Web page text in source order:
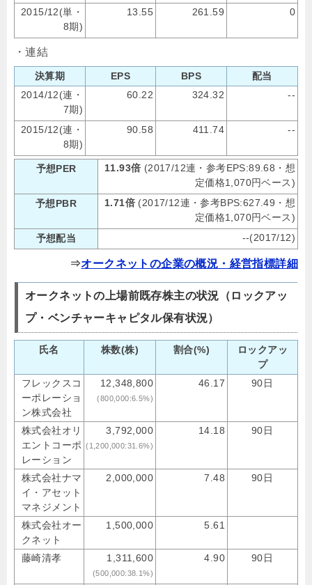
2015/12(単・
8期)
13.55 261.59 0
・連結
決算期 EPS BPS
配当
2014/12(連・
7期)
60.22 324.32 --
2015/12(連・
8期)
90.58 411.74 --
予想PER 11.93倍 (2017/12連・参考EPS:89.68・想
定価格1,070円ベース)
予想PBR
1.71倍 (2017/12連・参考BPS:627.49・想
定価格1,070円ベース)
予想配当
--(2017/12)
⇒オークネットの企業の概況・経営指標詳細
オークネットの上場前既存株主の状況（ロックアッ
プ・ベンチャーキャピタル保有状況）
氏名 株数(株) 割合(%)
ロックアッ
プ
フレックスコ
ーポレーショ
ン株式会社
12,348,800
(800,000:6.5%)
46.17 90日
株式会社オリ
エントコーポ
レーション
3,792,000
(1,200,000:31.6%)
14.18 90日
株式会社ナマ
イ・アセット
マネジメント
2,000,000 7.48 90日
株式会社オー
クネット
1,500,000 5.61
藤崎清孝 1,311,600
(500,000:38.1%)
4.90 90日